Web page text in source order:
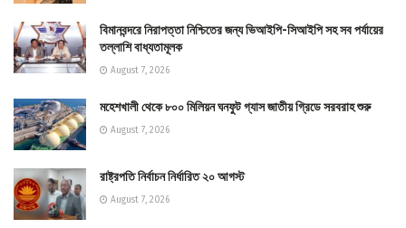
বিমানবন্দরে নিরাপত্তা নিশ্চিতের জন্য ভিআইপি-সিআইপি সহ সব পর্যায়ের
তল্লাশি বাধ্যতামূলক
August 7, 2026
মহেশখালী থেকে ৮০০ মিলিয়ন ঘনফুট গ্যাস জাতীয় গ্রিডে সরবরাহ শুরু
August 7, 2026
রাষ্ট্রপতি নির্বাচন নির্ধারিত ২০ আগস্ট
August 7, 2026